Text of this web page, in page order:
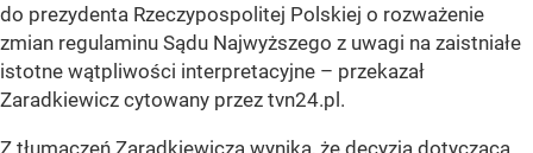
do prezydenta Rzeczypospolitej Polskiej o rozważenie
zmian regulaminu Sądu Najwyższego z uwagi na zaistniałe
istotne wątpliwości interpretacyjne – przekazał
Zaradkiewicz cytowany przez tvn24.pl.